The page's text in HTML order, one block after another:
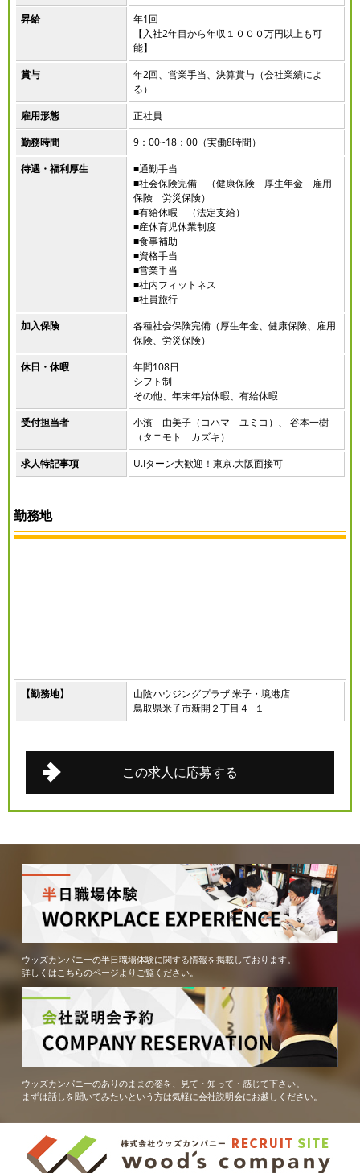
昇給
年1回
【入社2年目から年収１０００万円以上も可
能】
賞与
年2回、営業手当、決算賞与（会社業績によ
る）
雇用形態
正社員
勤務時間
9：00~18：00（実働8時間）
待遇・福利厚生
■通勤手当
■社会保険完備 （健康保険 厚生年金 雇用
保険 労災保険）
■有給休暇 （法定支給）
■産休育児休業制度
■食事補助
■資格手当
■営業手当
■社内フィットネス
■社員旅行
加入保険
各種社会保険完備（厚生年金、健康保険、雇用
保険、労災保険）
休日・休暇
年間108日
シフト制
その他、年末年始休暇、有給休暇
受付担当者
小濱 由美子（コハマ ユミコ）、 谷本一樹
（タニモト カズキ）
求人特記事項
U.Iターン大歓迎！東京.大阪面接可
勤務地
【勤務地】
山陰ハウジングプラザ 米子・境港店
鳥取県米子市新開２丁目４−１
この求人に応募する
ウッズカンパニーの半日職場体験に関する情報を掲載しております。
詳しくはこちらのページよりご覧ください。
ウッズカンパニーのありのままの姿を、見て・知って・感じて下さい。
まずは話しを聞いてみたいという方は気軽に会社説明会にお越しください。